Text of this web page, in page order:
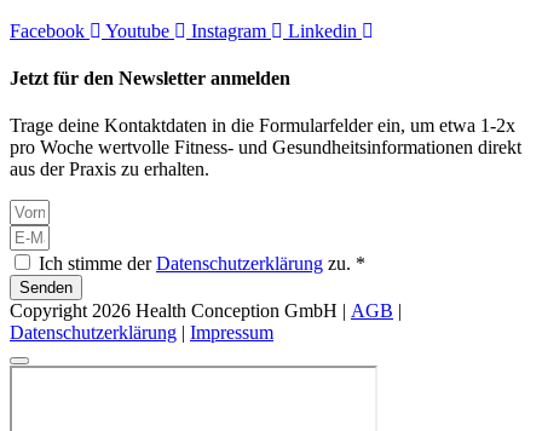
Facebook Youtube Instagram Linkedin
Jetzt für den Newsletter anmelden
Trage deine Kontaktdaten in die Formularfelder ein, um etwa 1-2x
pro Woche wertvolle Fitness- und Gesundheitsinformationen direkt
aus der Praxis zu erhalten.
Ich stimme derDatenschutzerklärung zu. *
Senden
Copyright 2026 Health Conception GmbH | AGB
Datenschutzerklärung
Impressum